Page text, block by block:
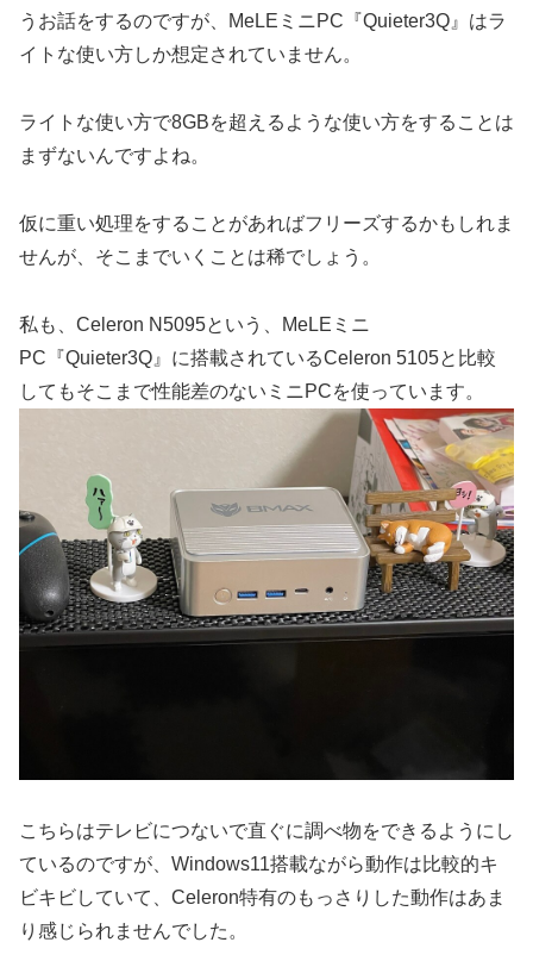
うお話をするのですが、MeLEミニPC『Quieter3Q』はラ
イトな使い方しか想定されていません。
ライトな使い方で8GBを超えるような使い方をすることは
まずないんですよね。
仮に重い処理をすることがあればフリーズするかもしれま
せんが、そこまでいくことは稀でしょう。
私も、Celeron N5095という、MeLEミニ
PC『Quieter3Q』に搭載されているCeleron 5105と比較
してもそこまで性能差のないミニPCを使っています。
こちらはテレビにつないで直ぐに調べ物をできるようにし
ているのですが、Windows11搭載ながら動作は比較的キ
ビキビしていて、Celeron特有のもっさりした動作はあま
り感じられませんでした。